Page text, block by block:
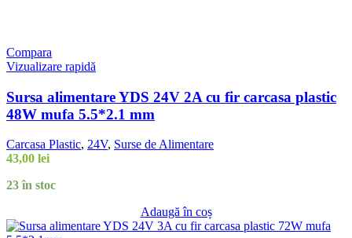
Compara
Vizualizare rapidă
Sursa alimentare YDS 24V 2A cu fir carcasa plastic
48W mufa 5.5*2.1 mm
Carcasa Plastic, 24V, Surse de Alimentare
43,00 lei
23 în stoc
Adaugă în coș